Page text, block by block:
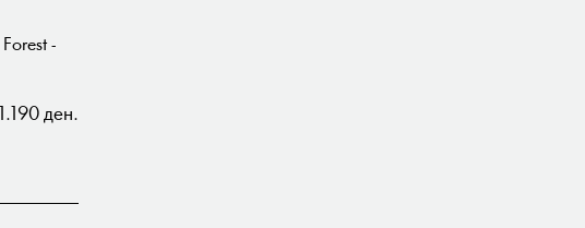
1.190 ден.